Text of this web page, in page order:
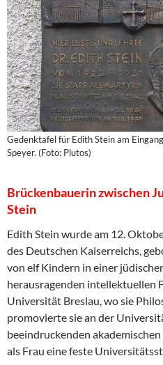
Gedenktafel für Edith Stein am
Speyer. (Foto: Plutos)
Brückenbauerin zwischen
Stein
Edith Stein wurde am 12.
des Deutschen Kaiserreichs,
von elf Kindern in einer
herausragenden intellektuellen
Universität Breslau, wo sie
promovierte sie an der
beeindruckenden
als Frau eine feste